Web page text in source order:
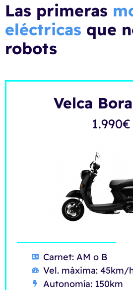
Las primeras
eléctricas que
robots
Velca
1.990€
Carnet: AM o B
Vel. máxima: 45km/
Autonomía: 150km